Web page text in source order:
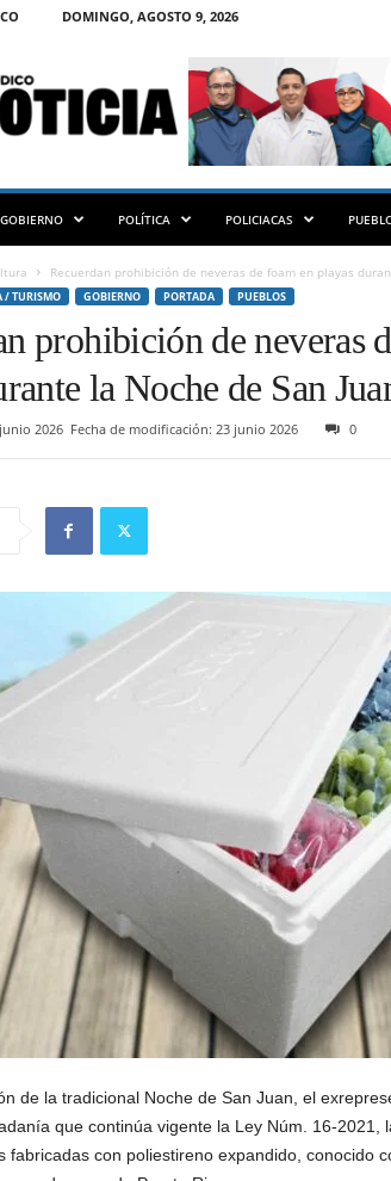
DOMINGO, AGOSTO 9, 2026
GOBIERNO POLÍTICA POLICIACAS
Recuerdan prohibición de neveras de foam en playas
/ TURISMO GOBIERNO PORTADA PUEBLOS
prohibición de neveras
la Noche de San
2026 Fecha de modificación: 23 junio 2026 0
de la tradicional Noche de San Juan, el
que continúa vigente la Ley Núm. 16-2021,
fabricadas con poliestireno expandido, conocido